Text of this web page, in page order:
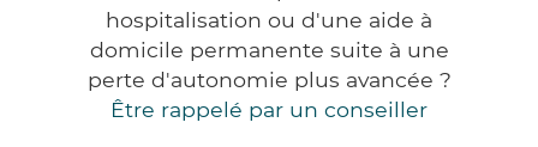
hospitalisation ou d'une aide à
domicile permanente suite à une
perte d'autonomie plus avancée ?
Être rappelé par un conseiller